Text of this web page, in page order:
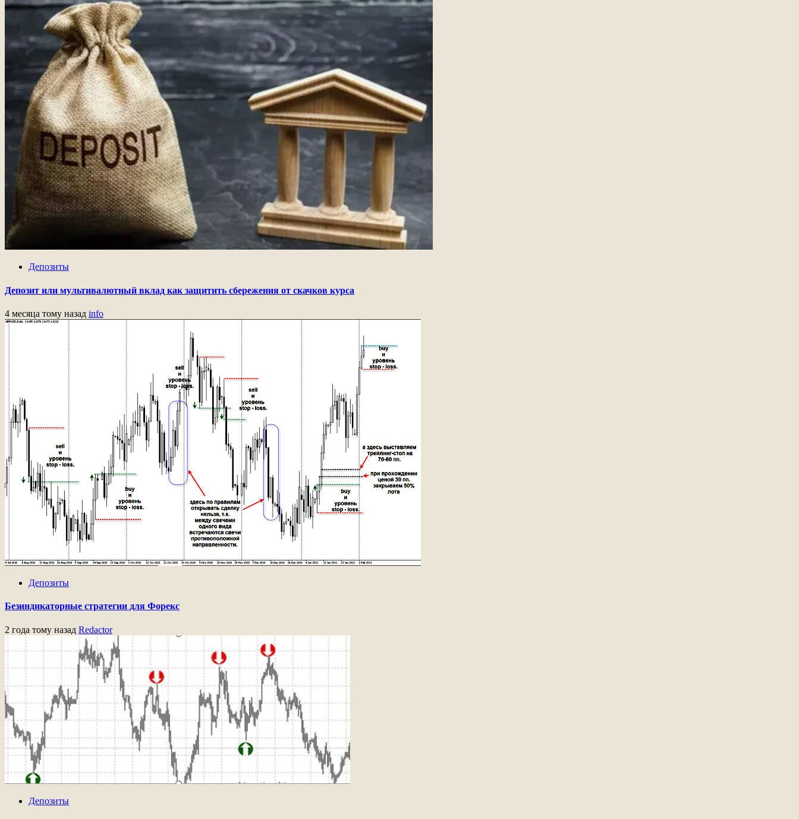
Депозиты
Депозит или мультивалютный вклад как защитить сбережения от скачков курса
4 месяца тому назад info
Депозиты
Безиндикаторные стратегии для Форекс
2 года тому назад Redactor
Депозиты